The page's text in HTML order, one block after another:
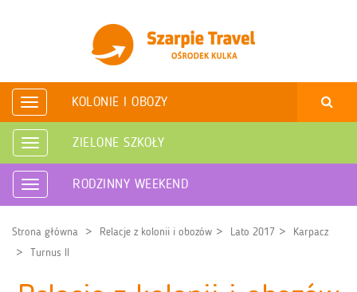
Rozwiń
nawigację
KOLONIE I OBOZY
Rozwiń
nawigację
ZIELONE SZKOŁY
Rozwiń
nawigację
RODZINNY WEEKEND
Strona główna Relacje z kolonii i obozów Lato 2017
Karpacz
Turnus II